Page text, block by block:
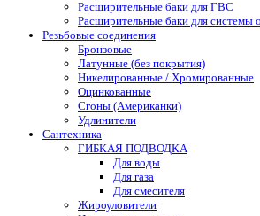
Расширительные баки для ГВС
Расширительные баки для системы
Резьбовые соединения
Бронзовые
Латунные (без покрытия)
Никелированные / Хромированные
Оцинкованные
Сгоны (Американки)
Удлинители
Сантехника
ГИБКАЯ ПОДВОДКА
Для воды
Для газа
Для смесителя
Жироуловители